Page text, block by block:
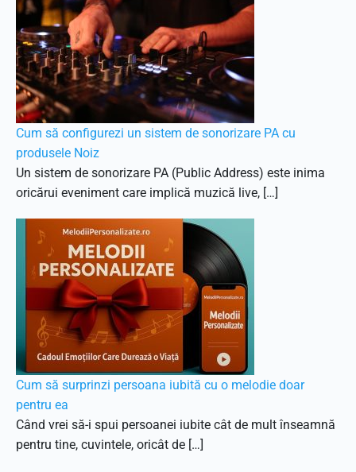
Cum să configurezi un sistem de sonorizare PA cu
produsele Noiz
Un sistem de sonorizare PA (Public Address) este inima
oricărui eveniment care implică muzică live, […]
Cum să surprinzi persoana iubită cu o melodie doar
pentru ea
Când vrei să-i spui persoanei iubite cât de mult înseamnă
pentru tine, cuvintele, oricât de […]